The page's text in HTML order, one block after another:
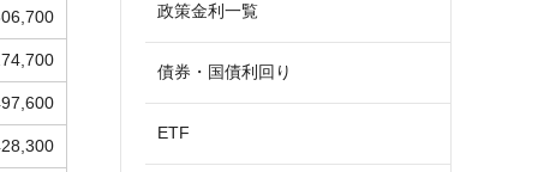
政策金利一覧
債券・国債利回り
ETF